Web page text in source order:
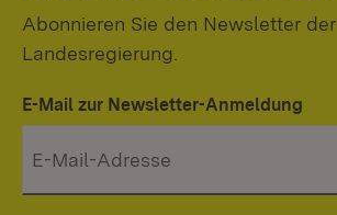
Abonnieren Sie den Newsletter der
Landesregierung.
E-Mail zur Newsletter-Anmeldung